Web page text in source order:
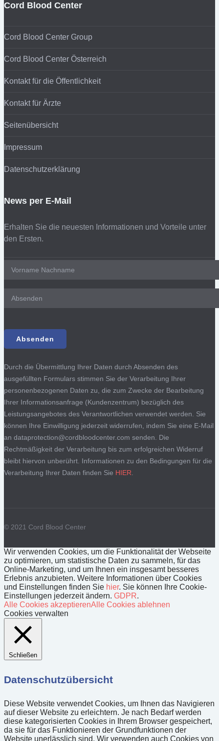
Cord Blood Center
Cord Blood Center Group
Cord Blood Center Österreich
Kontakt für die Öffentlichkeit
Kontakt für Ärzte
Seitenübersicht
Impressum
Datenschutzerklärung
News per E-Mail
Erhalten Sie die neuesten Informationen und Vorteile unter
den Ersten.
Durch die Übermittlung Ihrer Daten durch Absenden des
ausgefüllten Formulars stimmen Sie der Verarbeitung Ihrer
personenbezogenen Daten zu, die zum Zwecke der Bearbeitung
Ihrer Informationsanfrage (Kundenzentrum) bezüglich des
Leistungsangebotes des Verantwortlichen verwendet werden. Sie
können Ihre Einwilligung jederzeit widerrufen, indem Sie eine E-Mail
an dataprotection@cordbloodcenter.com senden. Die
Rechtmäßigkeit der Verarbeitung bis zum erfolgreichen Widerruf
bleibt hiervon unberührt. Informationen zu den Bedingungen für die
Verarbeitung Ihrer Daten finden Sie HIER
© 2021 Cord Blood Center
Wir verwenden Cookies, um die Funktionalität der Webseite
zu optimieren, um statistische Daten zu sammeln, für das
Online-Marketing, und um Ihnen ein insgesamt besseres
Erlebnis anzubieten. Weitere Informationen über Cookies
und Einstellungen finden Sie hier. Sie können Ihre Cookie-
Einstellungen jederzeit ändern. GDPR.
Alle Cookies akzeptierenAlle Cookies ablehnen
Cookies verwalten
Schließen
Datenschutzübersicht
Diese Website verwendet Cookies, um Ihnen das Navigieren
auf dieser Website zu erleichtern. Je nach Bedarf werden
diese kategorisierten Cookies in Ihrem Browser gespeichert,
da sie für das Funktionieren der Grundfunktionen der
Website unerlässlich sind. Wir verwenden auch Cookies von